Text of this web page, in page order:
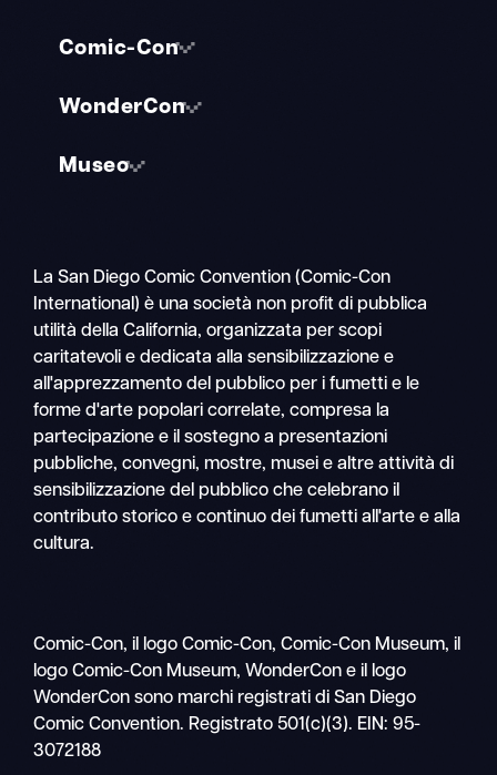
Comic-Con
WonderCon
Museo
La San Diego Comic Convention (Comic-Con
International) è una società non profit di pubblica
utilità della California, organizzata per scopi
caritatevoli e dedicata alla sensibilizzazione e
all'apprezzamento del pubblico per i fumetti e le
forme d'arte popolari correlate, compresa la
partecipazione e il sostegno a presentazioni
pubbliche, convegni, mostre, musei e altre attività di
sensibilizzazione del pubblico che celebrano il
contributo storico e continuo dei fumetti all'arte e alla
cultura.
Comic-Con, il logo Comic-Con, Comic-Con Museum, il
logo Comic-Con Museum, WonderCon e il logo
WonderCon sono marchi registrati di San Diego
Comic Convention. Registrato 501(c)(3). EIN: 95-
3072188